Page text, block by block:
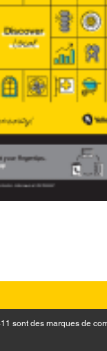
sont des marques de